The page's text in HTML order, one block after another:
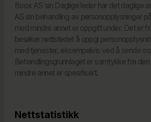
Boox AS sin Daglige leder har det daglige
AS sin behandling av personopplysninger
med mindre annet er oppgitt under. Det er
besøker nettstedet å oppgi
med tjenester, eksempelvis ved å sende
Behandlingsgrunnlaget er samtykke fra
mindre annet er spesifisert.
Nettstatistikk